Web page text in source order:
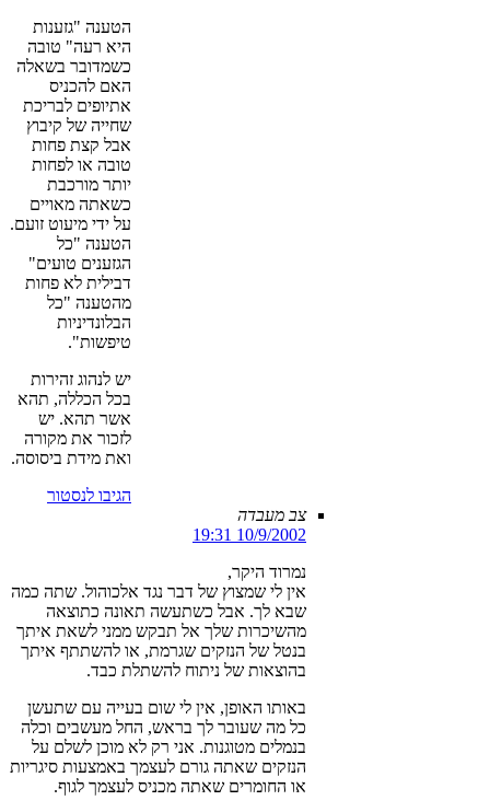
הטענה "גזענות
היא רעה" טובה
כשמדובר בשאלה
האם להכניס
אתיופים לבריכת
שחייה של קיבוץ
אבל קצת פחות
טובה או לפחות
יותר מורכבת
כשאתה מאויים
על ידי מיעוט זועם.
הטענה "כל
הגזענים טועים"
דבילית לא פחות
מהטענה "כל
הבלונדיניות
טיפשות".
יש לנהוג זהירות
בכל הכללה, תהא
אשר תהא. יש
לזכור את מקורה
ואת מידת ביסוסה.
הגיבו לנסטור
צב מעבדה
10/9/2002 19:31
נמרוד היקר,
אין לי שמצוץ של דבר נגד אלכוהול. שתה כמה
שבא לך. אבל כשתעשה תאונה כתוצאה
מהשיכרות שלך אל תבקש ממני לשאת איתך
בנטל של הנזקים שגרמת, או להשתתף איתך
בהוצאות של ניתוח להשתלת כבד.
באותו האופן, אין לי שום בעייה עם שתעשן
כל מה שעובר לך בראש, החל מעשבים וכלה
בנמלים מטוגנות. אני רק לא מוכן לשלם על
הנזקים שאתה גורם לעצמך באמצעות סיגריות
או החומרים שאתה מכניס לעצמך לגוף.